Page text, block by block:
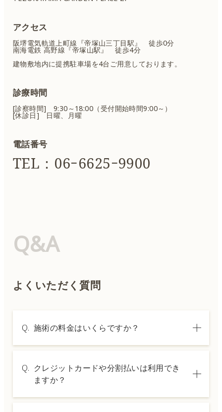
アクセス
阪堺電気軌道上町線『帝塚山三丁目駅』 徒歩0分
南海電鉄 高野線『帝塚山駅』 徒歩4分
建物敷地内に提携駐車場を4台ご用意しております。
診療時間
[診察時間] 9:30～18:00（受付開始時間9:00～）
[休診日] 日曜、月曜
電話番号
TEL：06ｰ6625ｰ9900
Q&A
よくいただく質問
Q. 施術の料金はいくらですか？
は料金表ページをご確認いただくか、カウン
セリングでご案内いたします。
Q. クレジットカードや分割払いは利用でき
ますか？